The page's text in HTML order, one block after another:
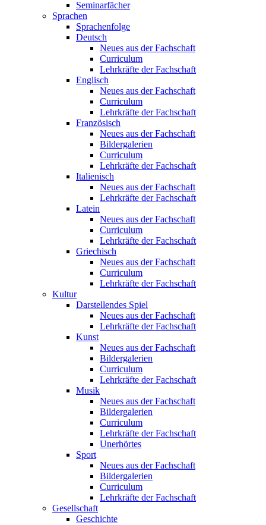
Seminarfächer
Sprachen
Sprachenfolge
Deutsch
Neues aus der Fachschaft
Curriculum
Lehrkräfte der Fachschaft
Englisch
Neues aus der Fachschaft
Curriculum
Lehrkräfte der Fachschaft
Französisch
Neues aus der Fachschaft
Bildergalerien
Curriculum
Lehrkräfte der Fachschaft
Italienisch
Neues aus der Fachschaft
Lehrkräfte der Fachschaft
Latein
Neues aus der Fachschaft
Curriculum
Lehrkräfte der Fachschaft
Griechisch
Neues aus der Fachschaft
Curriculum
Lehrkräfte der Fachschaft
Kultur
Darstellendes Spiel
Neues aus der Fachschaft
Lehrkräfte der Fachschaft
Kunst
Neues aus der Fachschaft
Bildergalerien
Curriculum
Lehrkräfte der Fachschaft
Musik
Neues aus der Fachschaft
Bildergalerien
Curriculum
Lehrkräfte der Fachschaft
Unerhörtes
Sport
Neues aus der Fachschaft
Bildergalerien
Curriculum
Lehrkräfte der Fachschaft
Gesellschaft
Geschichte